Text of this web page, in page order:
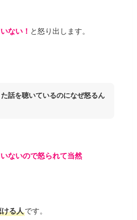
ない！ と怒り出します。
話を聴いているのになぜ怒るん
ないので怒られて当然
る人です。